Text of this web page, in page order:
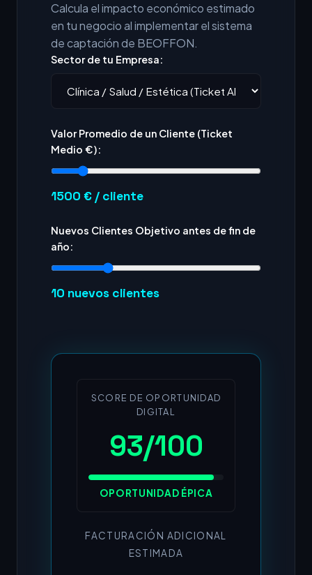
Calcula el impacto económico estimado
en tu negocio al implementar el sistema
de captación de BEOFFON.
Sector de tu Empresa:
Valor Promedio de un Cliente (Ticket
Medio €):
1500 € / cliente
Nuevos Clientes Objetivo antes de fin de
año:
10 nuevos clientes
SCORE DE OPORTUNIDAD
DIGITAL
93/100
OPORTUNIDAD ÉPICA
FACTURACIÓN ADICIONAL
ESTIMADA